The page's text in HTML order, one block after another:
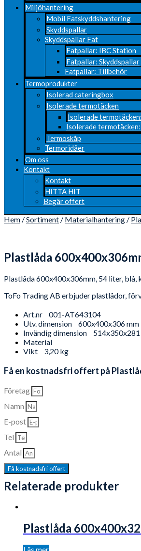
Miljöhantering
Mobil Fatskyddshantering
Skyddspallar
Skyddspallar Fat
Fatpallar: IBC Station
Fatpallar: Skyddspallar
Fatpallar: Tillbehör
Termoprodukter
Isolerad cateringbox
Isolerade termotäcken
Isolerade
Isolerade
Termoskåp
Termoridåer
Om oss
Kontakt
Kontakt
HITTA HIT
Begär offert
Hem /Sortiment / Materialhantering /
Plastlåda
Plastlåda 600x400x306mm, 54 liter, blå,
ToFo Trading AB erbjuder plastlådor,
Art.nr
001-AT643104
Utv. dimension
600x400x306 mm
Invändig dimension
514x350x281
Material
Vikt
3,20 kg
Få en kostnadsfri offert på
Företag
Namn
E-post
Tel
Antal
Få kostnadsfri offert
Relaterade produkter
Plastlåda
Läs mer